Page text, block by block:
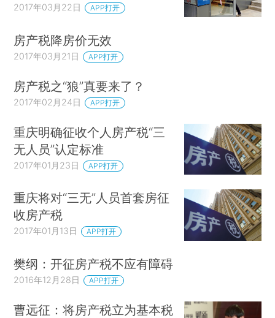
2017年03月22日 APP打开
房产税降房价无效
2017年03月21日 APP打开
房产税之“狼”真要来了？
2017年02月24日 APP打开
重庆明确征收个人房产税“三
无人员”认定标准
2017年01月23日 APP打开
重庆将对“三无”人员首套房征
收房产税
2017年01月13日 APP打开
樊纲：开征房产税不应有障碍
2016年12月28日 APP打开
曹远征：将房产税立为基本税